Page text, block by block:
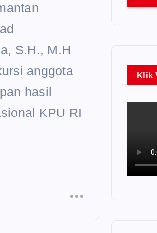
S.H., M.H
anggota
hasil
KPU RI
r
Klik